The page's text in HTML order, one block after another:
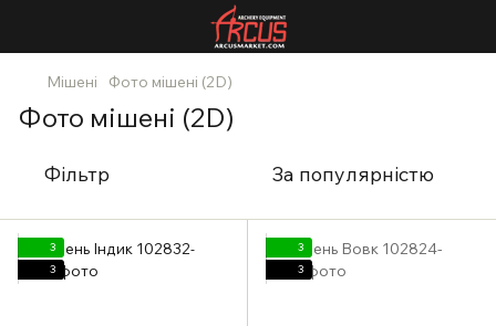
Мішені Фото мішені (2D)
Фото мішені (2D)
Фільтр За популярністю
3
3
3
3